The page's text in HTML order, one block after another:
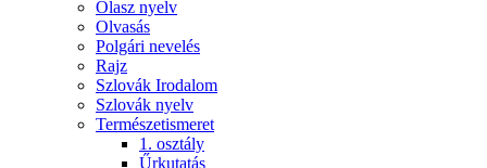
Olasz nyelv
Olvasás
Polgári nevelés
Rajz
Szlovák Irodalom
Szlovák nyelv
Természetismeret
1. osztály
Űrkutatás